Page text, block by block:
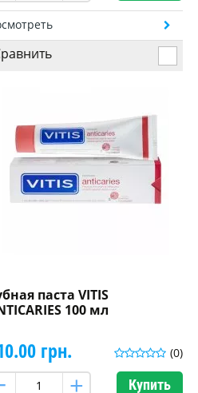
паста VITIS
100 мл
(0)
грн.
Купить